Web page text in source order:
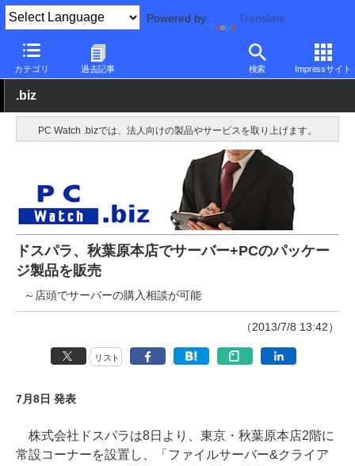
Powered by Translate
カテゴリ 過去記事 検索 Impressサイト
PC Watch パソコン/タブレット/スマートフォン デスクトップパ
.biz
PC Watch .bizでは、法人向けの製品やサービスを取り上げます。
ドスパラ、秋葉原本店でサーバー+PCのパッケー
ジ製品を販売
～店頭でサーバーの購入相談が可能
（2013/7/8 13:42）
リスト
7月8日 発表
株式会社ドスパラは8日より、東京・秋葉原本店2階に
常設コーナーを設置し、「ファイルサーバー&クライア